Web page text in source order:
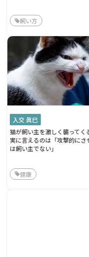
飼い方
入交 眞巳
猫が飼い主を激しく襲って
実に言えるのは「攻撃的にさ
は飼い主でない」
健康